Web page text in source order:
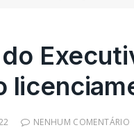
NENHUM COMENTÁRIO
Frutas e hortalias para
certificadas por fiscais
Mapa